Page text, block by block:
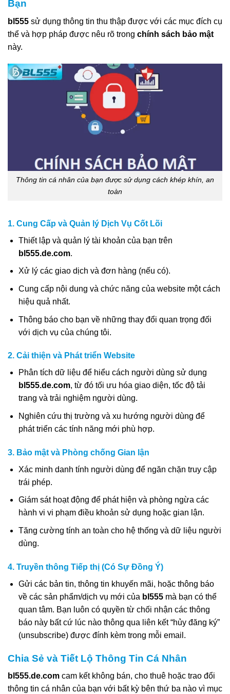
Bạn
bl555 sử dụng thông tin thu thập được với các mục đích cụ
thể và hợp pháp được nêu rõ trong chính sách bảo mật
này.
Thông tin cá nhân của bạn được sử dụng cách khép khín, an
toàn
1. Cung Cấp và Quản lý Dịch Vụ Cốt Lõi
Thiết lập và quản lý tài khoản của bạn trên
bl555.de.com.
Xử lý các giao dịch và đơn hàng (nếu có).
Cung cấp nội dung và chức năng của website một cách
hiệu quả nhất.
Thông báo cho bạn về những thay đổi quan trọng đối
với dịch vụ của chúng tôi.
2. Cải thiện và Phát triển Website
Phân tích dữ liệu để hiểu cách người dùng sử dụng
bl555.de.com, từ đó tối ưu hóa giao diện, tốc độ tải
trang và trải nghiệm người dùng.
Nghiên cứu thị trường và xu hướng người dùng để
phát triển các tính năng mới phù hợp.
3. Bảo mật và Phòng chống Gian lận
Xác minh danh tính người dùng để ngăn chặn truy cập
trái phép.
Giám sát hoạt động để phát hiện và phòng ngừa các
hành vi vi phạm điều khoản sử dụng hoặc gian lận.
Tăng cường tính an toàn cho hệ thống và dữ liệu người
dùng.
4. Truyền thông Tiếp thị (Có Sự Đồng Ý)
Gửi các bản tin, thông tin khuyến mãi, hoặc thông báo
về các sản phẩm/dịch vụ mới của bl555mà bạn có thể
quan tâm. Bạn luôn có quyền từ chối nhận các thông
báo này bất cứ lúc nào thông qua liên kết “hủy đăng ký”
(unsubscribe) được đính kèm trong mỗi email.
Chia Sẻ và Tiết Lộ Thông Tin Cá Nhân
bl555.de.com cam kết không bán, cho thuê hoặc trao đổi
thông tin cá nhân của bạn với bất kỳ bên thứ ba nào vì mục